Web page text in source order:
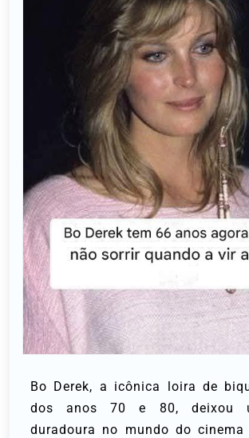
Bo Derek, a icônica loira de
dos anos 70 e 80, deixou
duradoura no mundo do